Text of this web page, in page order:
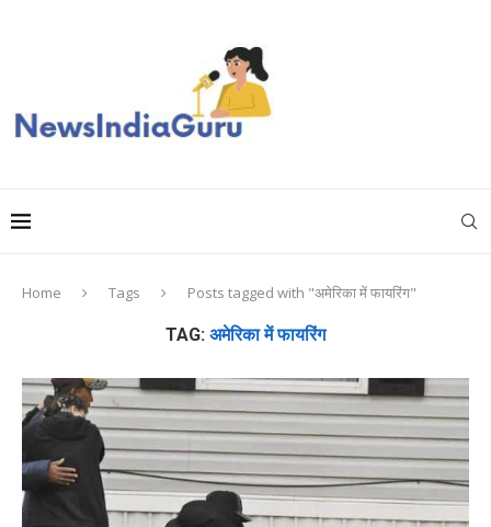
Home Tags Posts tagged with "अमेरिका में फायरिंग"
TAG: अमेरिका में फायरिंग